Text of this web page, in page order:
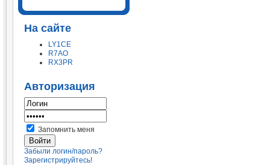
На сайте
LY1CE
R7AO
RX3PR
Авторизация
Запомнить меня
Забыли логин/пароль?
Зарегистрируйтесь!